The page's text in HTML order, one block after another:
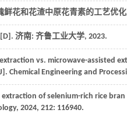
鲜花和花渣中原花青素的工艺优
济南: 齐鲁工业大学, 2023.
vs. microwave-assisted
Chemical Engineering and
of selenium-rich rice
, 2024, 212: 116940.